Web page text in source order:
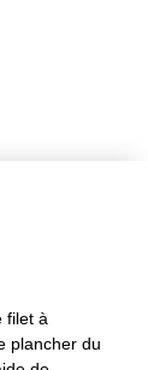
filet à
plancher du